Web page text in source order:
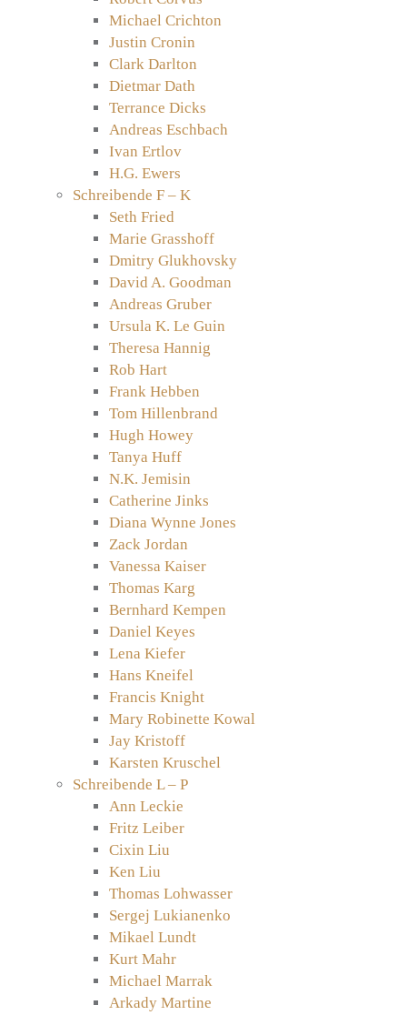
Michael Crichton
Justin Cronin
Clark Darlton
Dietmar Dath
Terrance Dicks
Andreas Eschbach
Ivan Ertlov
H.G. Ewers
Schreibende F – K
Seth Fried
Marie Grasshoff
Dmitry Glukhovsky
David A. Goodman
Andreas Gruber
Ursula K. Le Guin
Theresa Hannig
Rob Hart
Frank Hebben
Tom Hillenbrand
Hugh Howey
Tanya Huff
N.K. Jemisin
Catherine Jinks
Diana Wynne Jones
Zack Jordan
Vanessa Kaiser
Thomas Karg
Bernhard Kempen
Daniel Keyes
Lena Kiefer
Hans Kneifel
Francis Knight
Mary Robinette Kowal
Jay Kristoff
Karsten Kruschel
Schreibende L – P
Ann Leckie
Fritz Leiber
Cixin Liu
Ken Liu
Thomas Lohwasser
Sergej Lukianenko
Mikael Lundt
Kurt Mahr
Michael Marrak
Arkady Martine